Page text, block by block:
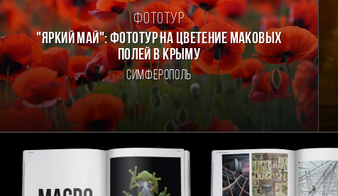
Фототур
"ЯРКИЙ МАЙ": ФОТОТУР НА ЦВЕТЕНИЕ МАКОВЫХ
ПОЛЕЙ В КРЫМУ
Симферополь